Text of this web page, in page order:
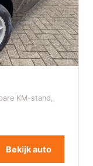
KM-stand,
Bekijk auto